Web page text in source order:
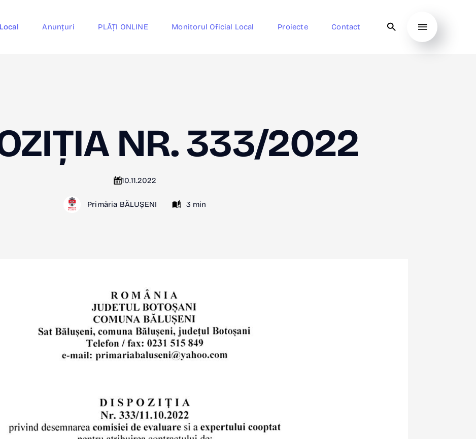
Anunțuri PLĂȚI ONLINE Monitorul Oficial Local Proiecte Contact
NR. 333/2022
10.11.2022
Primăria BĂLUȘENI 3 min